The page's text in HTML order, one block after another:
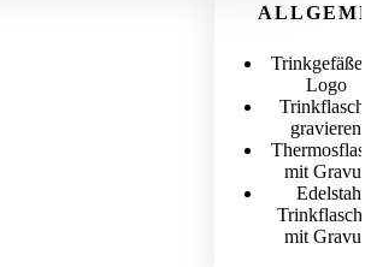
Trinkgefäße
Logo
gravieren
mit Gravur
Edelstahl
mit Gravur